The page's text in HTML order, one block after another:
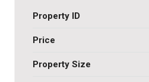
Property ID
Price
Property Size